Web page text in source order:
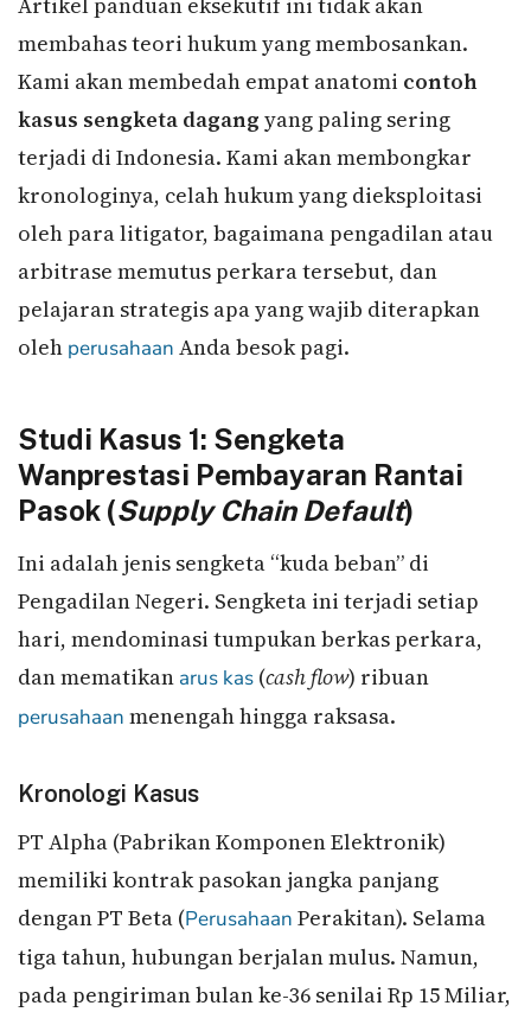
membahas teori hukum yang membosankan.
Kami akan membedah empat anatomi contoh
kasus sengketa dagang yang paling sering
terjadi di Indonesia. Kami akan membongkar
kronologinya, celah hukum yang dieksploitasi
oleh para litigator, bagaimana pengadilan atau
arbitrase memutus perkara tersebut, dan
pelajaran strategis apa yang wajib diterapkan
oleh perusahaan Anda besok pagi.
Studi Kasus 1: Sengketa
Wanprestasi Pembayaran Rantai
Pasok (Supply Chain Default)
Ini adalah jenis sengketa “kuda beban” di
Pengadilan Negeri. Sengketa ini terjadi setiap
hari, mendominasi tumpukan berkas perkara,
dan mematikan arus kas (cash flow) ribuan
perusahaan menengah hingga raksasa.
Kronologi Kasus
PT Alpha (Pabrikan Komponen Elektronik)
memiliki kontrak pasokan jangka panjang
dengan PT Beta (Perusahaan Perakitan). Selama
tiga tahun, hubungan berjalan mulus. Namun,
pada pengiriman bulan ke-36 senilai Rp 15 Miliar,